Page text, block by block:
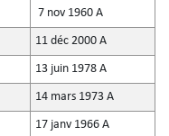
7 nov 1960 A
11 déc 2000 A
13 juin 1978 A
14 mars 1973 A
17 janv 1966 A